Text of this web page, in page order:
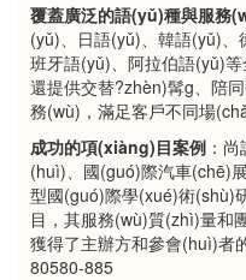
覆蓋廣泛的語(yǔ)種與服務
(yǔ)、日語(yǔ)、韓語(yǔ)
班牙語(yǔ)、阿拉伯語(yǔ)
還提供交替?zhèn)髯g、陪
務(wù)，滿足客戶不同場
成功的項(xiàng)目案例 ：
(huì)、國(guó)際汽車(chē)
型國(guó)際學(xué)術(shù)
目，其服務(wù)質(zhì)量和
獲得了主辦方和參會(huì)者
80580-885